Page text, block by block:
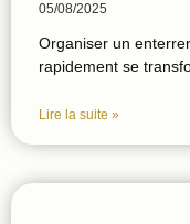
05/08/2025
Organiser un
rapidement se
Lire la suite »